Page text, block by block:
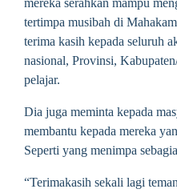
tertimpa musibah di
terima kasih kepada seluruh
nasional, Provinsi,
pelajar.
Dia juga meminta kepada
membantu kepada mereka
Seperti yang menimpa
“Terimakasih sekali lagi